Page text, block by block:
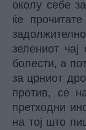
околу себе
ќе
зелениот
болести, а
за црниот
против, се
претходни
на тој што